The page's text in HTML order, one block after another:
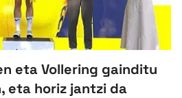
eta Vollering gainditu
eta horiz jantzi da